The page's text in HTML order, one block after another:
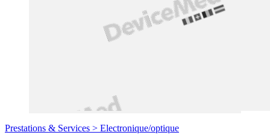
Prestations & Services > Electronique/optique